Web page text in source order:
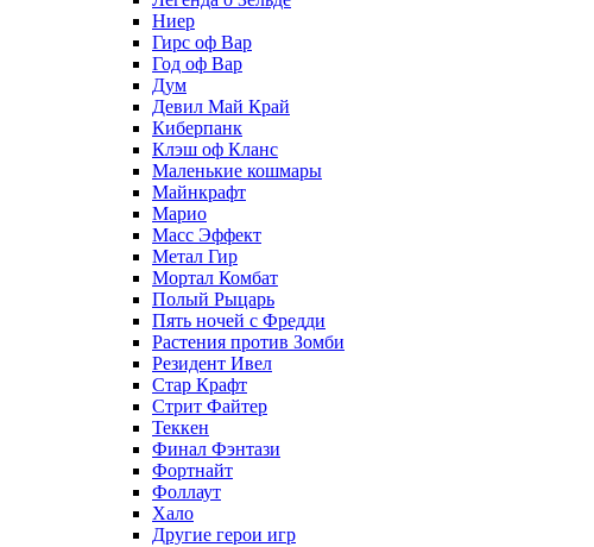
Ниер
Гирс оф Вар
Год оф Вар
Дум
Девил Май Край
Киберпанк
Клэш оф Кланс
Маленькие кошмары
Майнкрафт
Марио
Масс Эффект
Метал Гир
Мортал Комбат
Полый Рыцарь
Пять ночей с Фредди
Растения против Зомби
Резидент Ивел
Стар Крафт
Стрит Файтер
Теккен
Финал Фэнтази
Фортнайт
Фоллаут
Хало
Другие герои игр